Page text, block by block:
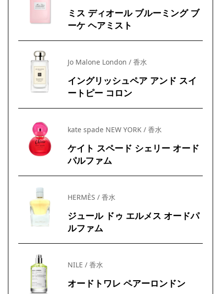
ミス ディオール ブルーミング ブ
ーケ ヘアミスト
Jo Malone London / 香水
イングリッシュペア アンド スイ
ートピー コロン
kate spade NEW YORK / 香水
ケイト スペード シェリー オード
パルファム
HERMÈS / 香水
ジュール ドゥ エルメス オードパ
ルファム
NILE / 香水
オードトワレ ペアーロンドン